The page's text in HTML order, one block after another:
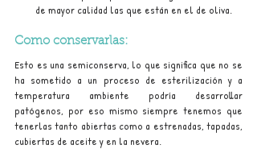
de mayor calidad las que están en el de oliva.
Como conservarlas:
Esto es una semiconserva, lo que significa que no se
ha sometido a un proceso de esterilización y a
temperatura ambiente podría desarrollar
patógenos, por eso mismo siempre tenemos que
tenerlas tanto abiertas como a estrenadas, tapadas,
cubiertas de aceite y en la nevera.